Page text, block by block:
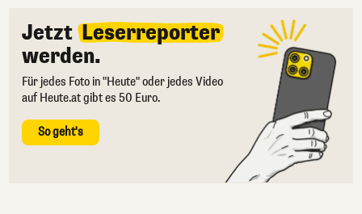
Jetzt Leserreporter
werden.
Für jedes Foto in "Heute" oder jedes Video
auf Heute.at gibt es 50 Euro.
So geht's